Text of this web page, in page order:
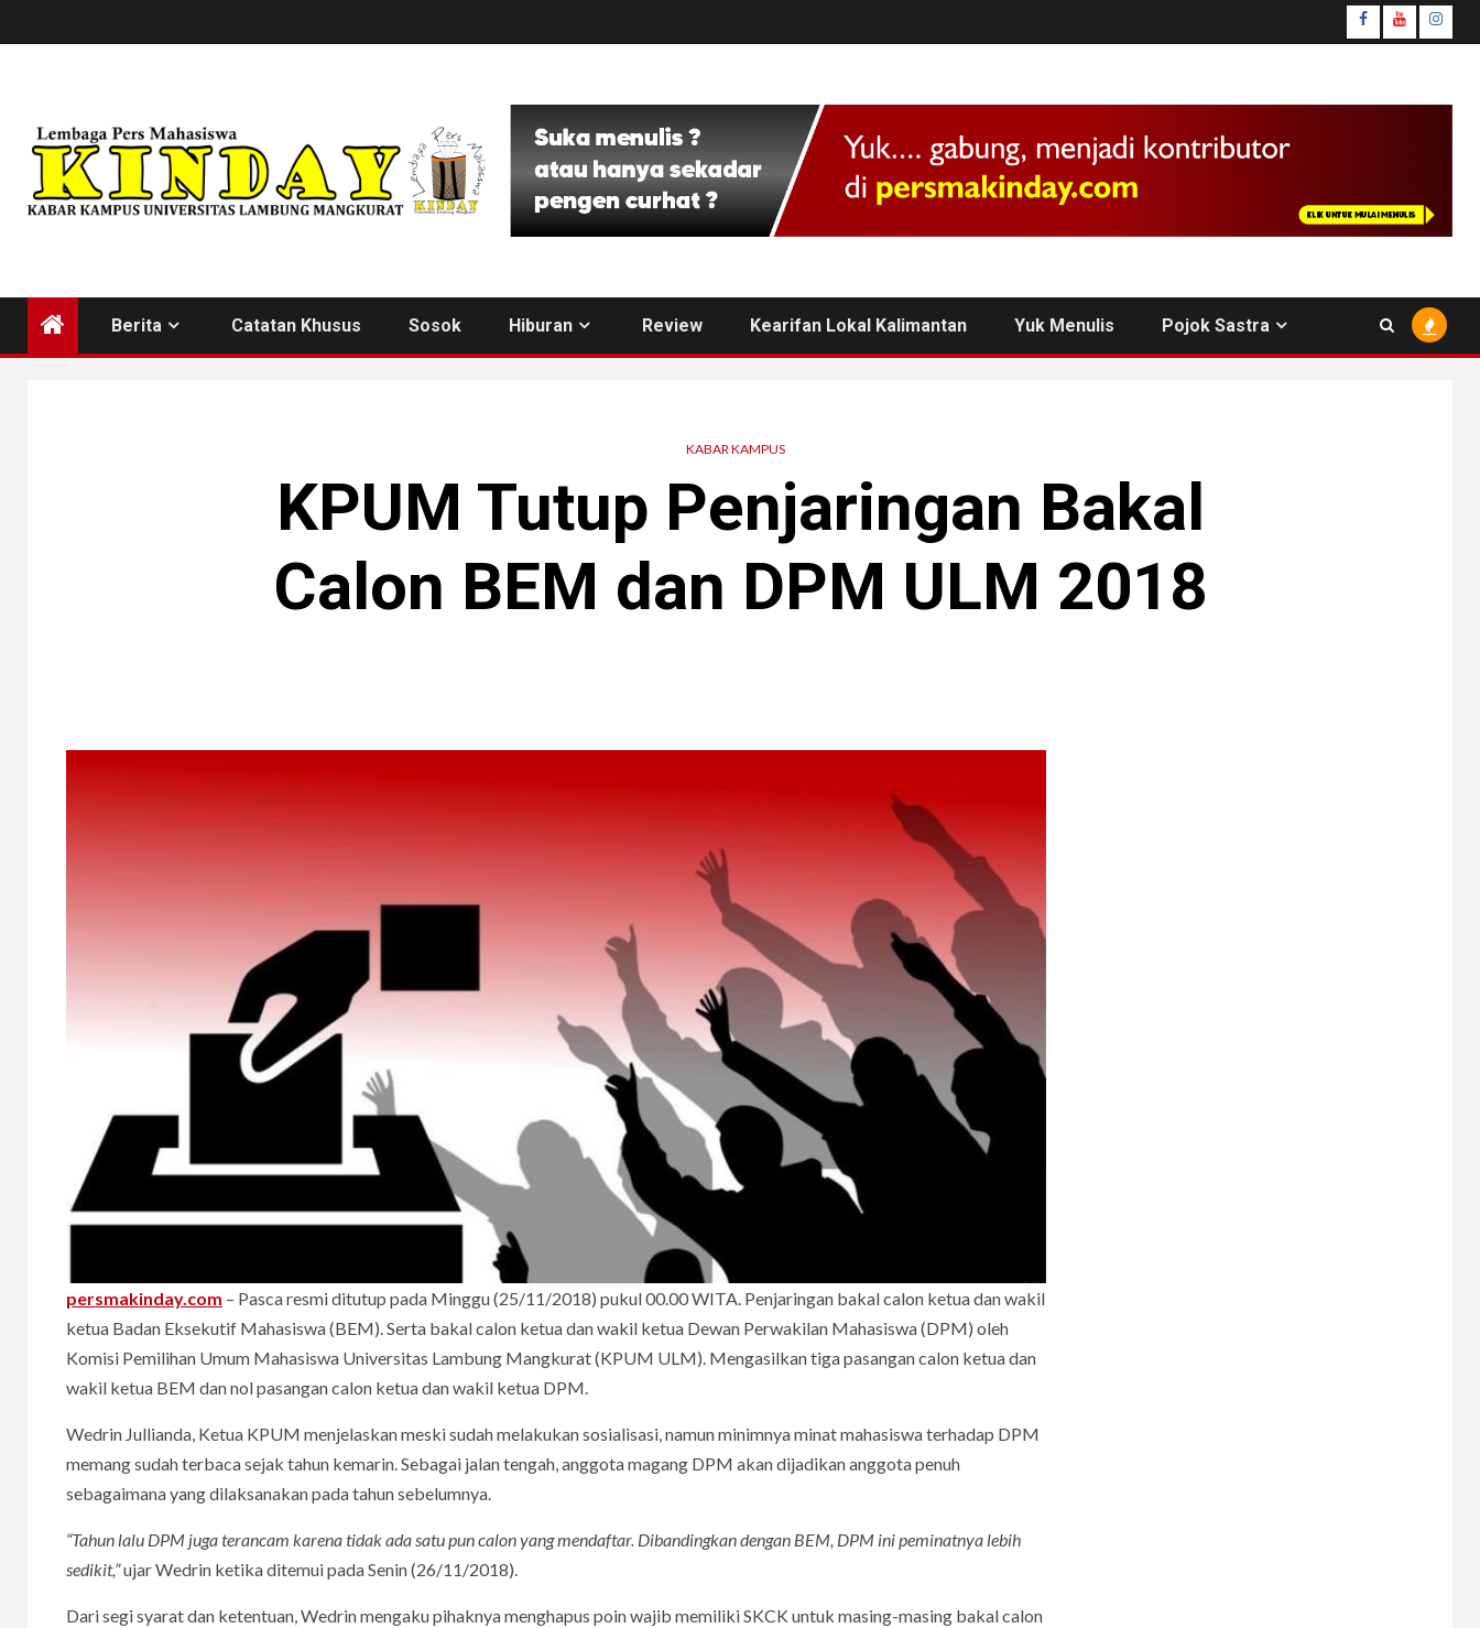
to
facebook
youtube
Berita Catatan Khusus Sosok Hiburan Review Kearifan Lokal Kalimantan Yuk Menulis Pojok Sastra
KABAR KAMPUS
KPUM Tutup Penjaringan Bakal
Calon BEM dan DPM ULM 2018
persmakinday.com – Pasca resmi ditutup pada Minggu (25/11/2018) pukul 00.00 WITA. Penjaringan bakal calon ketua dan wakil
ketua Badan Eksekutif Mahasiswa (BEM). Serta bakal calon ketua dan wakil ketua Dewan Perwakilan Mahasiswa (DPM) oleh
Komisi Pemilihan Umum Mahasiswa Universitas Lambung Mangkurat (KPUM ULM). Mengasilkan tiga pasangan calon ketua dan
wakil ketua BEM dan nol pasangan calon ketua dan wakil ketua DPM.
Wedrin Jullianda, Ketua KPUM menjelaskan meski sudah melakukan sosialisasi, namun minimnya minat mahasiswa terhadap DPM
memang sudah terbaca sejak tahun kemarin. Sebagai jalan tengah, anggota magang DPM akan dijadikan anggota penuh
sebagaimana yang dilaksanakan pada tahun sebelumnya.
“Tahun lalu DPM juga terancam karena tidak ada satu pun calon yang mendaftar. Dibandingkan dengan BEM, DPM ini peminatnya lebih
sedikit,”ujar Wedrin ketika ditemui pada Senin (26/11/2018).
Dari segi syarat dan ketentuan, Wedrin mengaku pihaknya menghapus poin wajib memiliki SKCK untuk masing-masing bakal calon